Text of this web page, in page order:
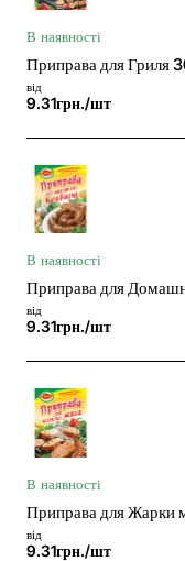
В наявності
Приправа для Гриля
від
9.31грн./шт
В наявності
Приправа для
від
9.31грн./шт
В наявності
Приправа для Жарки
від
9.31грн./шт